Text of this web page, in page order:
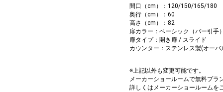
間口（cm）：120/150/165/180
奥行（cm）：60
高さ（cm）：82
扉カラー：ベーシック（バー引手
扉タイプ：開き扉 / スライド
カウンター：ステンレス製(オーバ
※上記以外も変更可能です。
メーカーショールームで無料プラ
詳しくはメーカーショールームを